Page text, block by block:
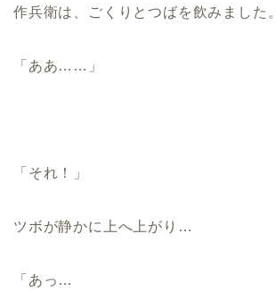
作兵衛は、ごくりとつばを飲みました。
「ああ……」
「それ！」
ツボが静かに上へ上がり…
「あっ…